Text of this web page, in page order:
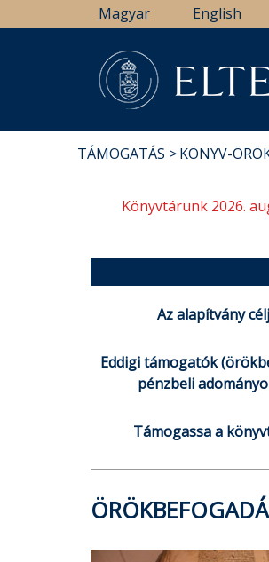
a
Magyar English
TÁMOGATÁS KÖNYV-
Könyvtárunk 2026.
Az alapítvány
Eddigi támogatók
pénzbeli
Támogassa a